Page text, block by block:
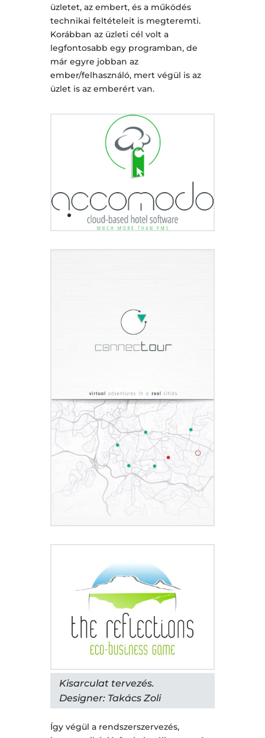
üzletet, az embert, és a működés
technikai feltételeit is megteremti.
Korábban az üzleti cél volt a
legfontosabb egy programban, de
már egyre jobban az
ember/felhasználó, mert végül is az
üzlet is az emberért van.
Kisarculat tervezés.
Designer: Takács Zoli
Így végül a rendszerszervezés,